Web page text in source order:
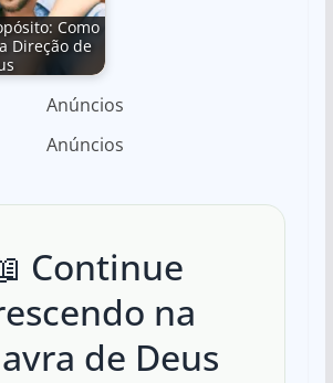
Como
Direção de
Anúncios
Anúncios
Continue
na
de Deus